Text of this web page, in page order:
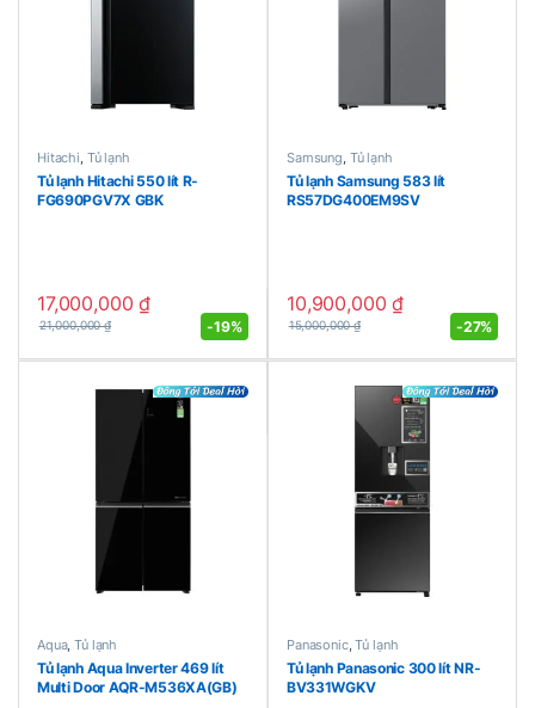
Hitachi, Tủ lạnh
Tủ lạnh Hitachi 550 lít R-
FG690PGV7X GBK
17,000,000₫
21,000,000₫ -19%
Samsung, Tủ lạnh
Tủ lạnh Samsung 583 lít
RS57DG400EM9SV
10,900,000₫
15,000,000₫ -27%
Aqua,Tủ lạnh
Tủ lạnh Aqua Inverter 469 lít
Multi Door AQR-M536XA(GB)
Panasonic,Tủ lạnh
Tủ lạnh Panasonic 300 lít NR-
BV331WGKV